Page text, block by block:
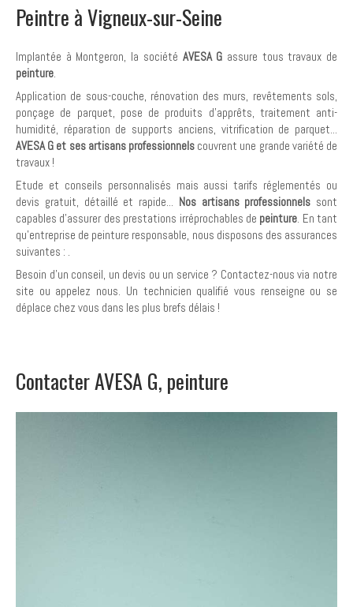
Peintre à Vigneux-sur-Seine
Implantée à Montgeron, la société AVESA G assure tous travaux de
peinture.
Application de sous-couche, rénovation des murs, revêtements sols,
ponçage de parquet, pose de produits d’apprêts, traitement anti-
humidité, réparation de supports anciens, vitrification de parquet...
AVESA G et ses artisans professionnels couvrent une grande variété de
travaux !
Etude et conseils personnalisés mais aussi tarifs réglementés ou
devis gratuit, détaillé et rapide... Nos artisans professionnels sont
capables d'assurer des prestations irréprochables de peinture. En tant
qu'entreprise de peinture responsable, nous disposons des assurances
suivantes : .
Besoin d'un conseil, un devis ou un service ? Contactez-nous via notre
site ou appelez nous. Un technicien qualifié vous renseigne ou se
déplace chez vous dans les plus brefs délais !
Contacter AVESA G, peinture